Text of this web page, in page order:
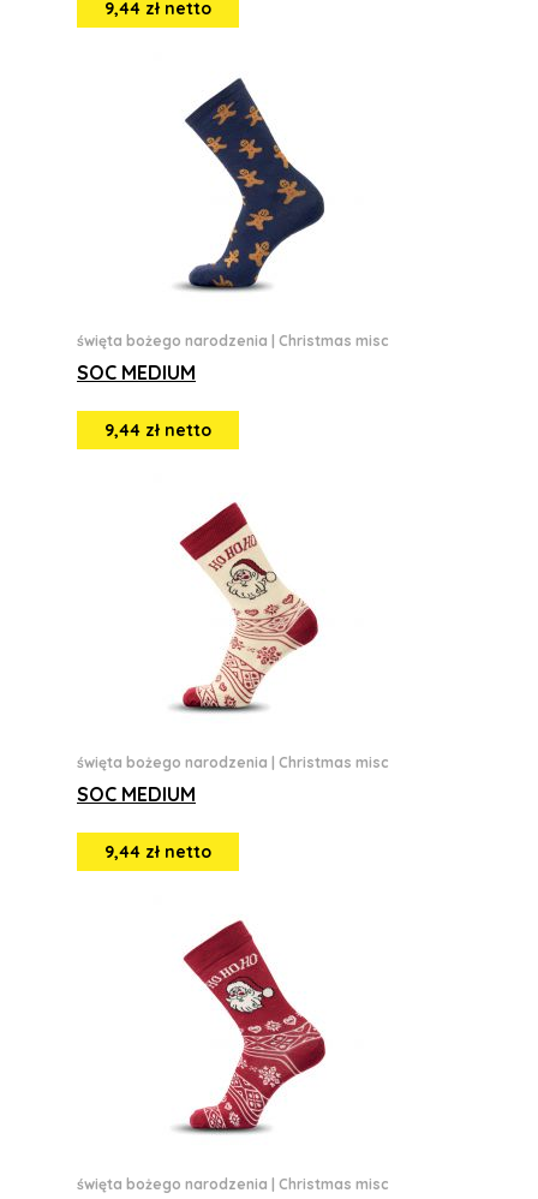
9,44 zł netto
święta bożego narodzenia Christmas misc
SOC MEDIUM
9,44 zł netto
święta bożego narodzenia Christmas misc
SOC MEDIUM
9,44 zł netto
święta bożego narodzenia Christmas misc